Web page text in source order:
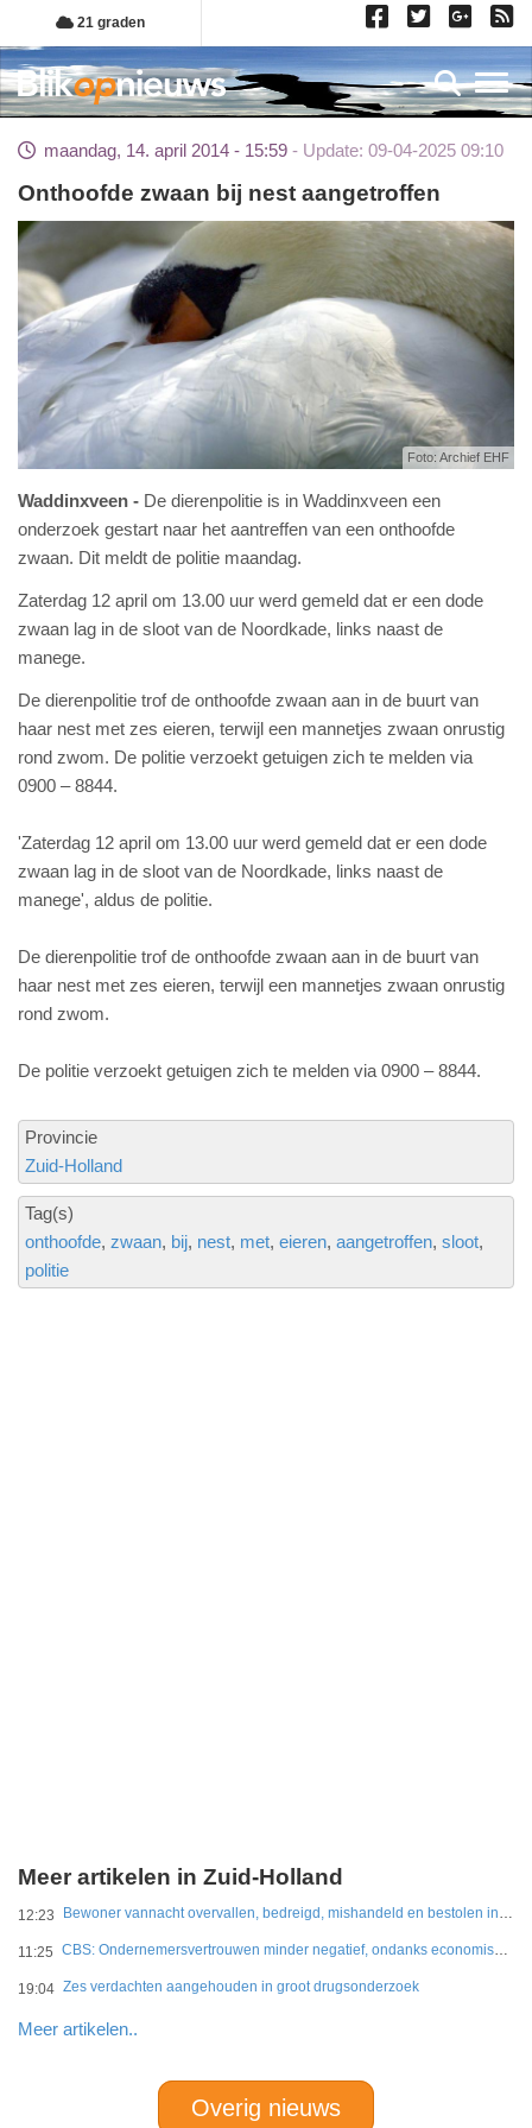
Overslaan
en
naar
de
gaan
21 graden
maandag, 14. april 2014 - 15:59 Update: 09-04-2025 09:10
Onthoofde zwaan bij nest aangetroffen
Foto: Archief EHF
Waddinxveen
De dierenpolitie is in Waddinxveen een
onderzoek gestart naar het aantreffen van een onthoofde
zwaan. Dit meldt de politie maandag.
Zaterdag 12 april om 13.00 uur werd gemeld dat er een dode
zwaan lag in de sloot van de Noordkade, links naast de
manege.
De dierenpolitie trof de onthoofde zwaan aan in de buurt van
haar nest met zes eieren, terwijl een mannetjes zwaan onrustig
rond zwom. De politie verzoekt getuigen zich te melden via
0900 – 8844.
'Zaterdag 12 april om 13.00 uur werd gemeld dat er een dode
zwaan lag in de sloot van de Noordkade, links naast de
manege', aldus de politie.
De dierenpolitie trof de onthoofde zwaan aan in de buurt van
haar nest met zes eieren, terwijl een mannetjes zwaan onrustig
rond zwom.
De politie verzoekt getuigen zich te melden via 0900 – 8844.
Provincie
Zuid-Holland
Tag(s)
onthoofde zwaan bij nest met eieren aangetroffen sloot
politie
Meer artikelen in Zuid-Holland
12:23 Bewoner vannacht overvallen, bedreigd, mishandeld en bestolen in Leidschendam
11:25 CBS: Ondernemersvertrouwen minder negatief, ondanks economische onzekerheid
19:04 Zes verdachten aangehouden in groot drugsonderzoek
Meer artikelen..
Overig nieuws